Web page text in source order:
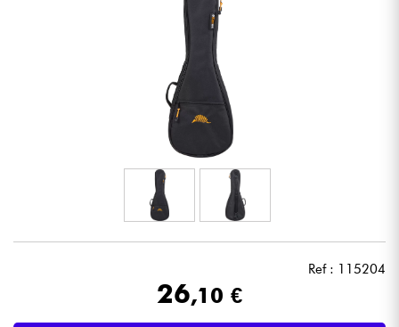
Sintetizadores & samplers
Ref : 115204
26,10 €